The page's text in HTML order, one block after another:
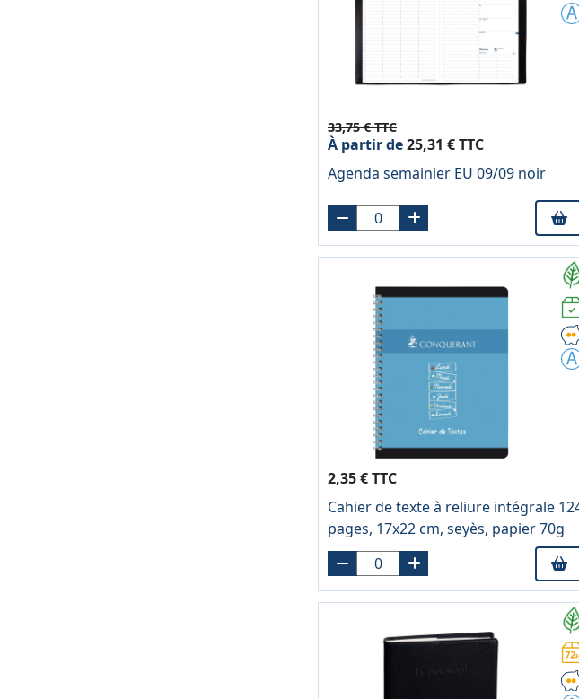
33,75 € TTC
À partir de25,31 € TTC
Agenda semainier EU 09/09 noir
2,35 € TTC
Cahier de texte à reliure intégrale
pages, 17x22 cm, seyès, papier 70g